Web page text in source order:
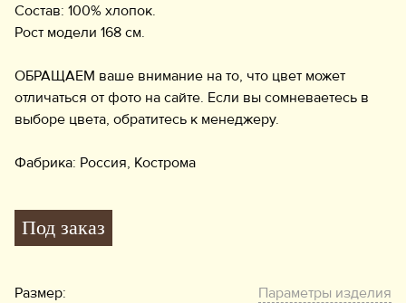
Состав: 100% хлопок.
Рост модели 168 см.
ОБРАЩАЕМ ваше внимание на то, что цвет может
отличаться от фото на сайте. Если вы сомневаетесь в
выборе цвета, обратитесь к менеджеру.
Фабрика: Россия, Кострома
Под заказ
Размер: Параметры изделия